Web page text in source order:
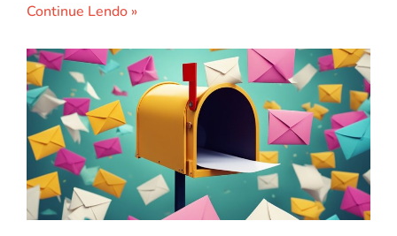
Continue Lendo »